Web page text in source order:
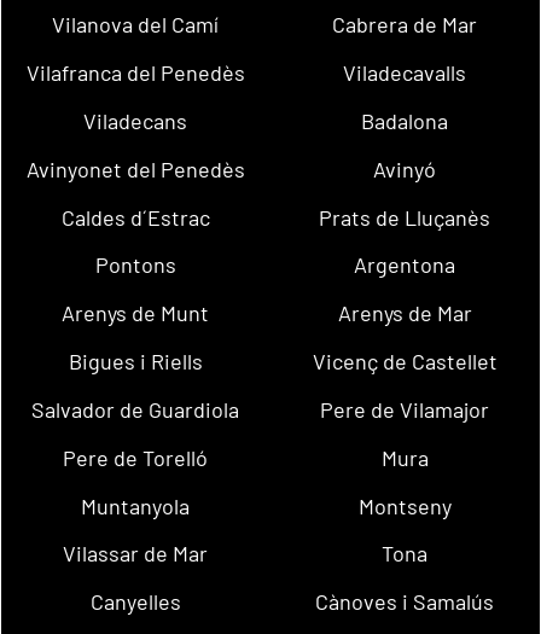
Vilanova del Camí
Cabrera de Mar
Vilafranca del Penedès
Viladecavalls
Viladecans
Badalona
Avinyonet del Penedès
Avinyó
Caldes d´Estrac
Prats de Lluçanès
Pontons
Argentona
Arenys de Munt
Arenys de Mar
Bigues i Riells
Vicenç de Castellet
Salvador de Guardiola
Pere de Vilamajor
Pere de Torelló
Mura
Muntanyola
Montseny
Vilassar de Mar
Tona
Canyelles
Cànoves i Samalús